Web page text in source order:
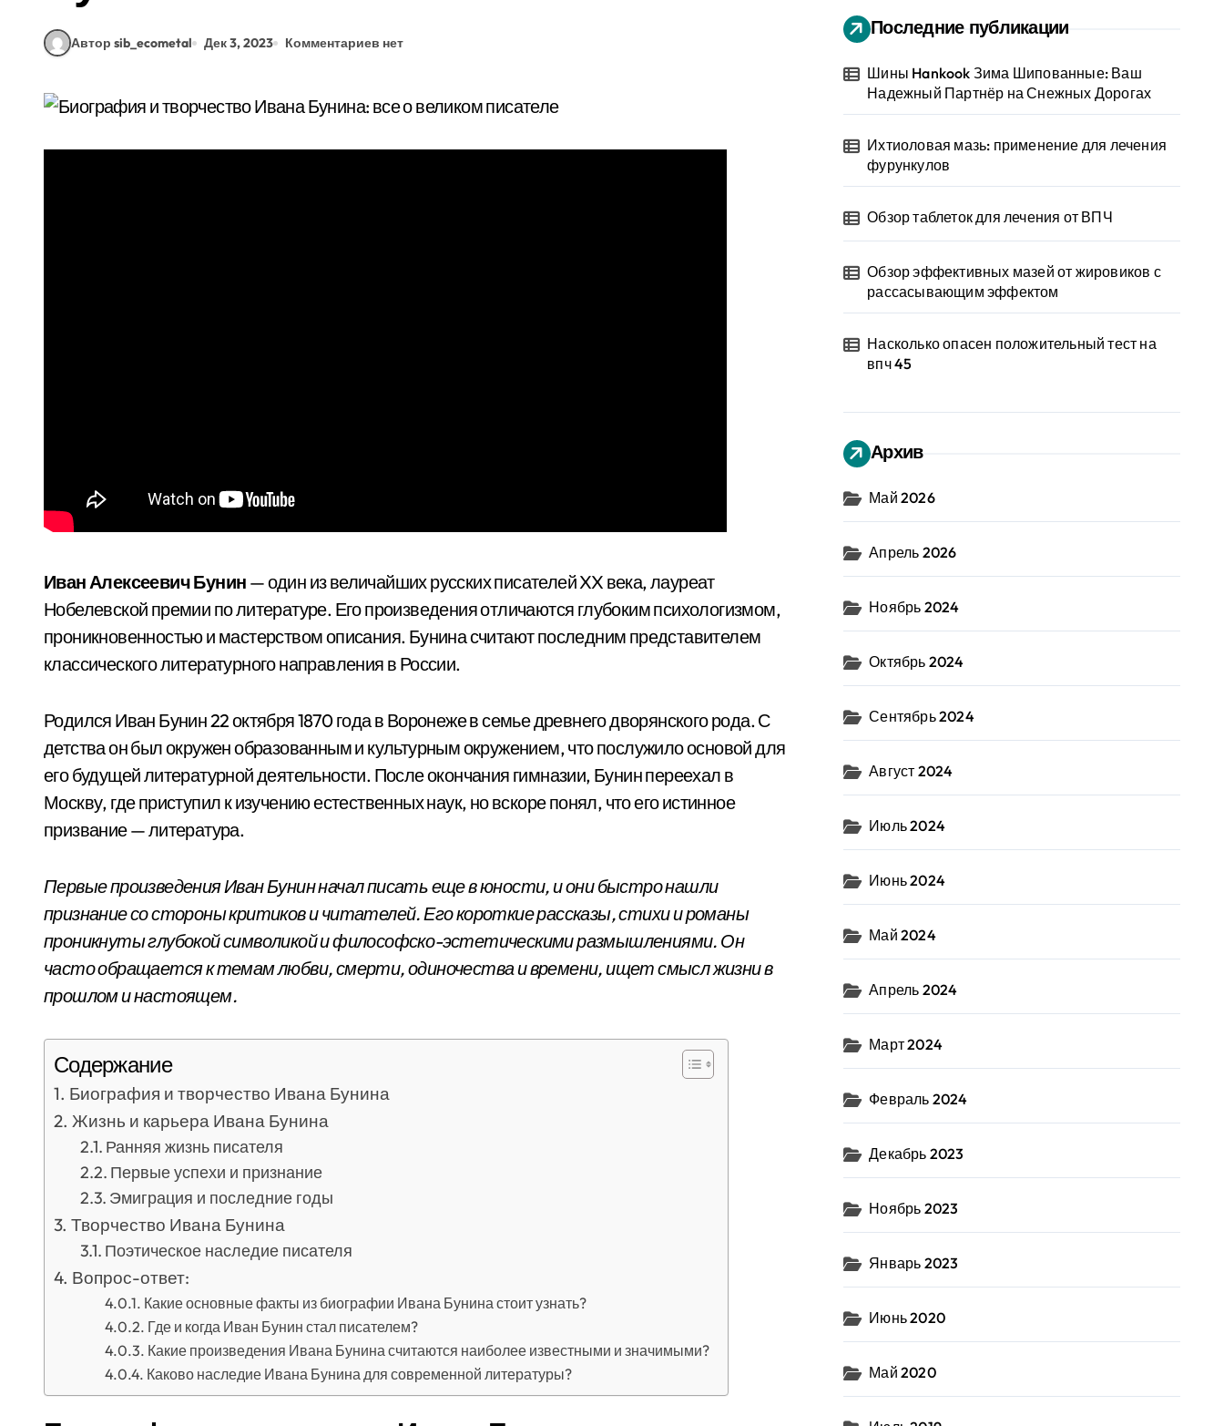
Автор sib_ecometal Дек 3, 2023 Комментариев нет
Иван Алексеевич Бунин — один из величайших русских писателей XX века, лауреат
Нобелевской премии по литературе. Его произведения отличаются глубоким психологизмом,
проникновенностью и мастерством описания. Бунина считают последним представителем
классического литературного направления в России.
Родился Иван Бунин 22 октября 1870 года в Воронеже в семье древнего дворянского рода. С
детства он был окружен образованным и культурным окружением, что послужило основой для
его будущей литературной деятельности. После окончания гимназии, Бунин переехал в
Москву, где приступил к изучению естественных наук, но вскоре понял, что его истинное
призвание — литература.
Первые произведения Иван Бунин начал писать еще в юности, и они быстро нашли
признание со стороны критиков и читателей. Его короткие рассказы, стихи и романы
проникнуты глубокой символикой и философско-эстетическими размышлениями. Он
часто обращается к темам любви, смерти, одиночества и времени, ищет смысл жизни в
прошлом и настоящем.
Содержание
Биография и творчество Ивана Бунина
Жизнь и карьера Ивана Бунина
Ранняя жизнь писателя
Первые успехи и признание
Эмиграция и последние годы
Творчество Ивана Бунина
Поэтическое наследие писателя
Вопрос-ответ:
Какие основные факты из биографии Ивана Бунина стоит узнать?
Где и когда Иван Бунин стал писателем?
Какие произведения Ивана Бунина считаются наиболее известными и значимыми?
Каково наследие Ивана Бунина для современной литературы?
Последние публикации
Шины Hankook Зима Шипованные: Ваш
Надежный Партнёр на Снежных Дорогах
Ихтиоловая мазь: применение для лечения
фурункулов
Обзор таблеток для лечения от ВПЧ
Обзор эффективных мазей от жировиков с
рассасывающим эффектом
Насколько опасен положительный тест на
впч 45
Архив
Май 2026
Апрель 2026
Ноябрь 2024
Октябрь 2024
Сентябрь 2024
Август 2024
Июль 2024
Июнь 2024
Май 2024
Апрель 2024
Март 2024
Февраль 2024
Декабрь 2023
Ноябрь 2023
Январь 2023
Июнь 2020
Май 2020